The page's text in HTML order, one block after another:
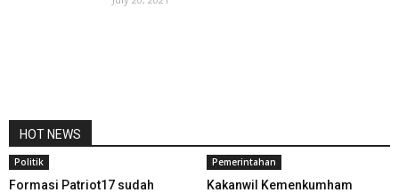
HOT NEWS
Politik
Formasi Patriot17 sudah
Pemerintahan
Kakanwil Kemenkumham